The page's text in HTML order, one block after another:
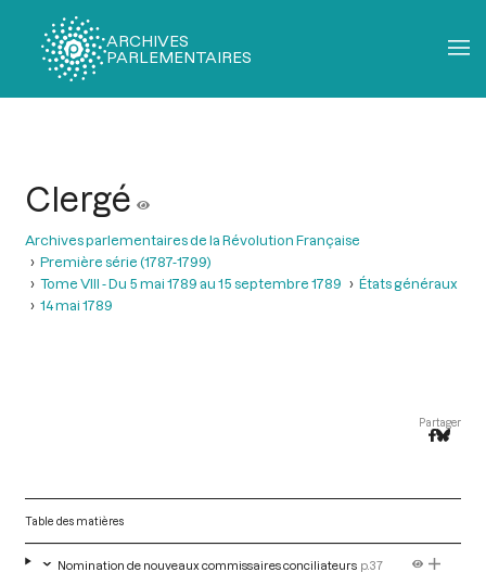
ARCHIVES
PARLEMENTAIRES
Clergé
Archives parlementaires de la Révolution Française
Première série (1787-1799)
Tome VIII - Du 5 mai 1789 au 15 septembre 1789
États généraux
14 mai 1789
Partager
Table des matières
Nomination de nouveaux commissaires conciliateurs p.37